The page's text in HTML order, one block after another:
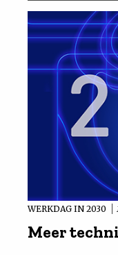
WERKDAG IN 2030
Meer